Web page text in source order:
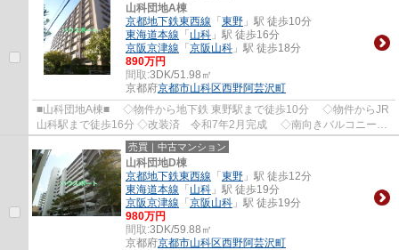
山科団地A棟
京都地下鉄東西線 「東野 」駅 徒歩10分
東海道本線 「山科 」駅 徒歩16分
京阪京津線 「京阪山科 」駅 徒歩18分
890万円
間取:3DK/51.98㎡
京都府京都市山科区西野阿芸沢町
■山科団地A棟■ ◇物件から地下鉄 東野駅まで徒歩10分 ◇物件からJR
山科駅まで徒歩16分 ◇改装済 令和7年2月完成 ◇南向きバルコニーに
つき陽当良好です。
売買｜中古マンション
山科団地D棟
京都地下鉄東西線 「東野 」駅 徒歩12分
東海道本線 「山科 」駅 徒歩19分
京阪京津線 「京阪山科 」駅 徒歩19分
980万円
間取:3DK/59.88㎡
京都府京都市山科区西野阿芸沢町